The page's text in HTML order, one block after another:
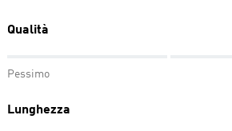
Qualità
Pessimo
Lunghezza